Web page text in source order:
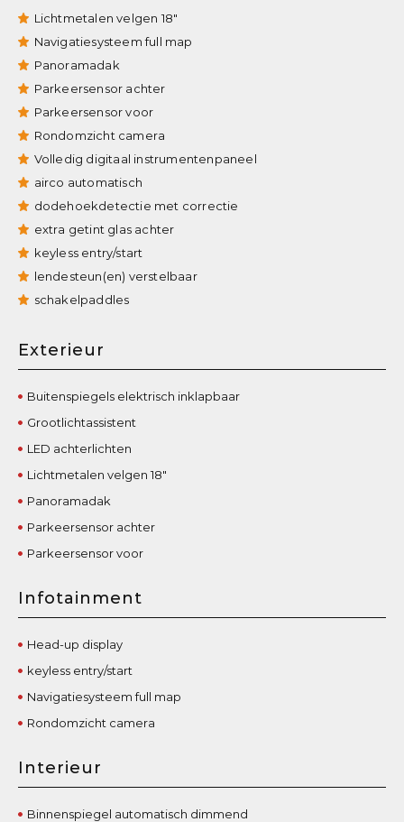
Lichtmetalen velgen 18"
Navigatiesysteem full map
Panoramadak
Parkeersensor achter
Parkeersensor voor
Rondomzicht camera
Volledig digitaal instrumentenpaneel
airco automatisch
dodehoekdetectie met correctie
extra getint glas achter
keyless entry/start
lendesteun(en) verstelbaar
schakelpaddles
Exterieur
Buitenspiegels elektrisch inklapbaar
Grootlichtassistent
LED achterlichten
Lichtmetalen velgen 18"
Panoramadak
Parkeersensor achter
Parkeersensor voor
Infotainment
Head-up display
keyless entry/start
Navigatiesysteem full map
Rondomzicht camera
Interieur
Binnenspiegel automatisch dimmend